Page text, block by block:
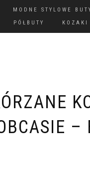
MODNE STYLOWE
PÓŁBUTY KOZAKI
–